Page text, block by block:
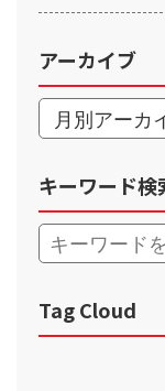
アーカイブ
キーワード検
Tag Cloud